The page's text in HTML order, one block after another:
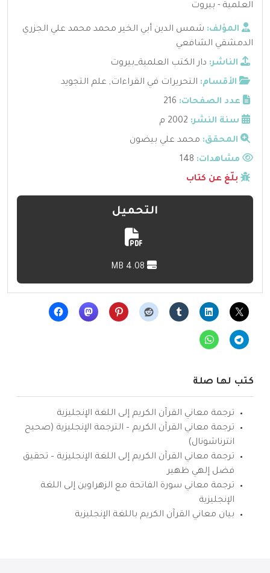
العلمية - بيروت
المؤلف: شمس الدين أبي الخير محمد محمد علي الجزري
الدمشقي الشافعي
الناشر: دار الكتب العلمية_بيروت
الأقسام: التحريرات في القراءات, علم التجويد
عدد الصفحات: 216
سنة النشر: 2002 م
المحقق: محمد علي بيضون
مشاهدات:
بلّغ عن كتاب
التحميل
كتب لها صلة
ترجمة معاني القرآن الكريم إلى اللغة الإنجليزية
ترجمة معاني القرآن الكريم – الترجمة الإنجليزية (صحيح
انترناشونال)
ترجمة معاني القرآن الكريم إلى اللغة الإنجليزية – تحقيق
فضل إلهي ظهير
ترجمة معاني سورة الفاتحة مع الزهراوين إلى اللغة
الإنجليزية
بيان معاني القرآن الكريم باللغة الإنجليزية